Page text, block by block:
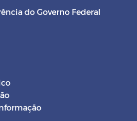
do Governo Federal